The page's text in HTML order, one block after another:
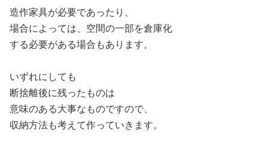
造作家具が必要であったり、
場合によっては、空間の一部を倉庫化
する必要がある場合もあります。
いずれにしても
断捨離後に残ったものは
意味のある大事なものですので、
収納方法も考えて作っていきます。